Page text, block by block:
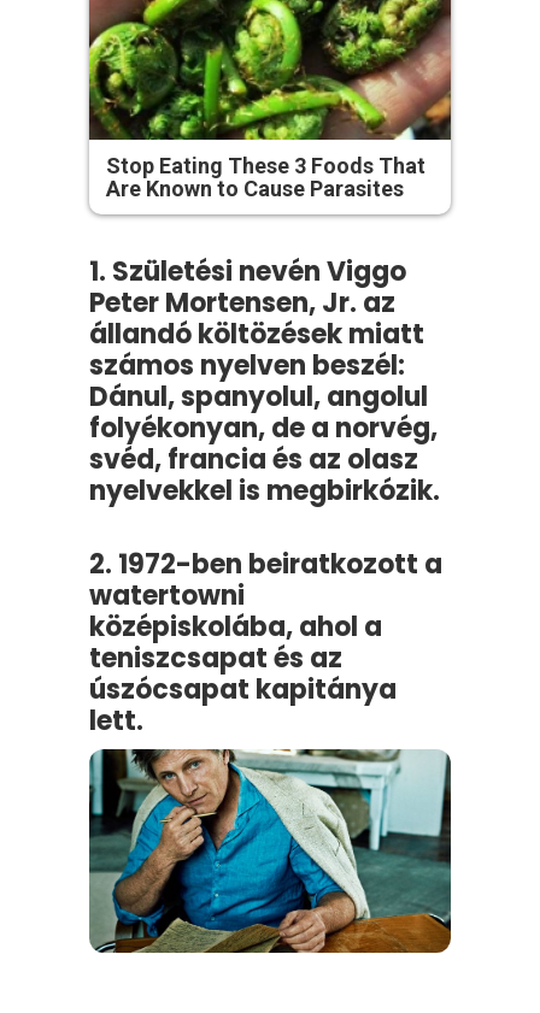
Stop Eating These 3 Foods That
Are Known to Cause Parasites
1. Születési nevén Viggo
Peter Mortensen, Jr. az
állandó költözések miatt
számos nyelven beszél:
Dánul, spanyolul, angolul
folyékonyan, de a norvég,
svéd, francia és az olasz
nyelvekkel is megbirkózik.
2. 1972-ben beiratkozott a
watertowni
középiskolába, ahol a
teniszcsapat és az
úszócsapat kapitánya
lett.